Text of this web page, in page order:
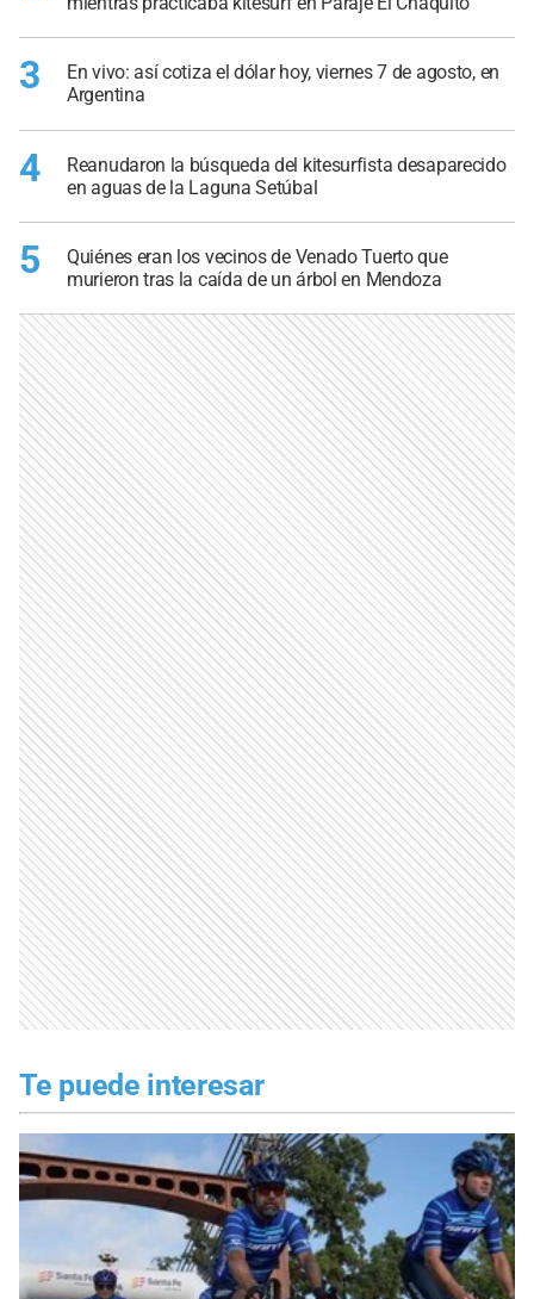
3
En vivo: así cotiza el dólar hoy, viernes 7 de agosto, en
Argentina
4
Reanudaron la búsqueda del kitesurfista desaparecido
en aguas de la Laguna Setúbal
5
Quiénes eran los vecinos de Venado Tuerto que
murieron tras la caída de un árbol en Mendoza
Te puede interesar